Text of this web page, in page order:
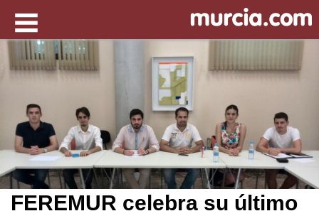
FEREMUR celebra su último